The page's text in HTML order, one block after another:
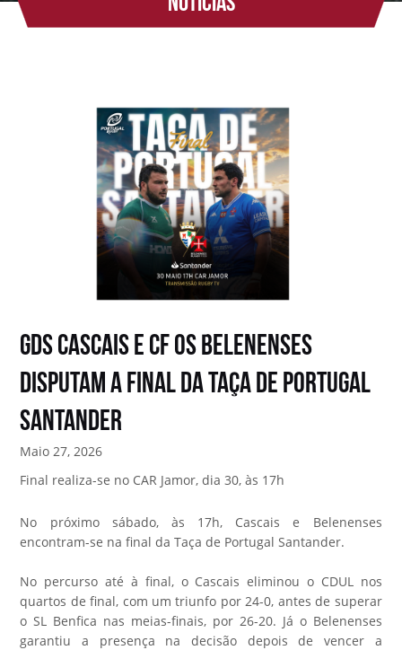
GDS Cascais e CF Os Belenenses
disputam a Final da Taça de Portugal
Santander
Maio 27, 2026
Final realiza-se no CAR Jamor, dia 30, às 17h
No próximo sábado, às 17h, Cascais e Belenenses
encontram-se na final da Taça de Portugal Santander.
No percurso até à final, o Cascais eliminou o CDUL nos
quartos de final, com um triunfo por 24-0, antes de superar
o SL Benfica nas meias-finais, por 26-20. Já o Belenenses
garantiu a presença na decisão depois de vencer a